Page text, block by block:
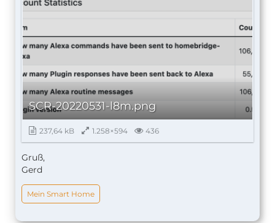
SCR-20220531-l8m.png
237,64 kB 1.258×594 436
Gruß,
Gerd
Mein Smart Home